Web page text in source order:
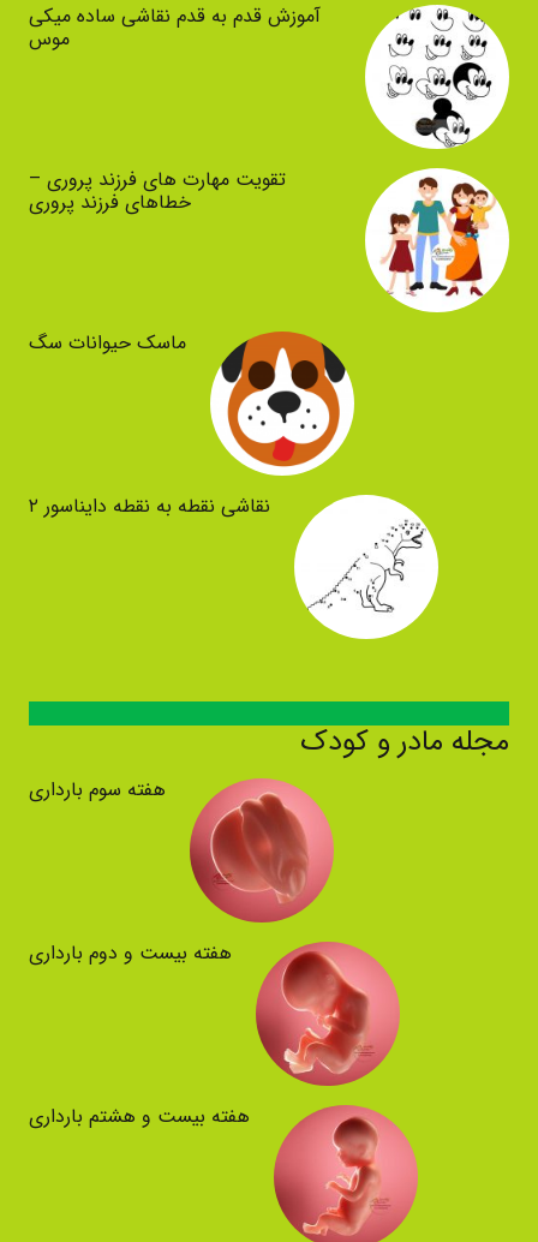
آموزش قدم به قدم نقاشی ساده میکی
موس
تقویت مهارت های فرزند پروری –
خطاهای فرزند پروری
ماسک حیوانات سگ
نقاشی نقطه به نقطه دایناسور ۲
مجله مادر و کودک
هفته سوم بارداری
هفته بیست و دوم بارداری
هفته بیست و هشتم بارداری